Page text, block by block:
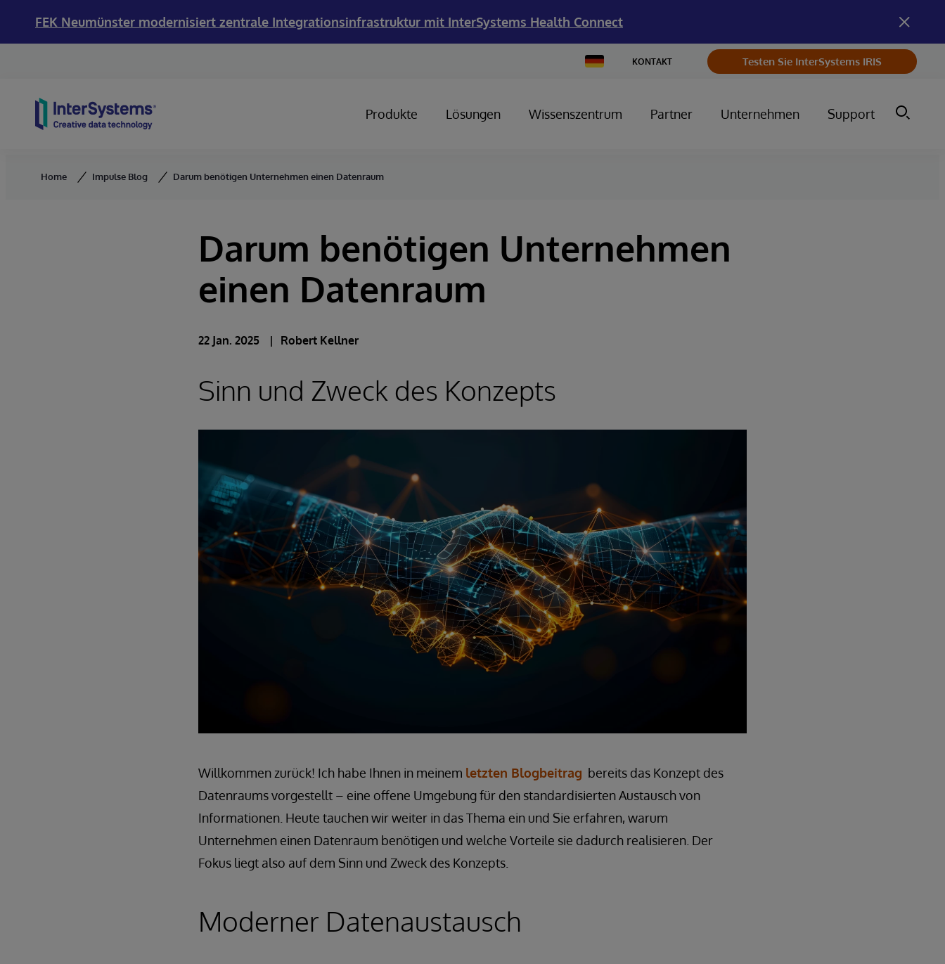
FEK Neumünster modernisiert zentrale Integrationsinfrastruktur mit InterSystems Health Connect
Change
Country
KONTAKT Testen Sie InterSystems IRIS
Produkte Lösungen Wissenszentrum Partner Unternehmen Support
Home Impulse Blog Darum benötigen Unternehmen einen Datenraum
Darum benötigen Unternehmen
einen Datenraum
22 Jan. 2025 Robert Kellner
Sinn und Zweck des Konzepts
Willkommen zurück! Ich habe Ihnen in meinem letzten Blogbeitrag bereits das Konzept des
Datenraums vorgestellt – eine offene Umgebung für den standardisierten Austausch von
Informationen. Heute tauchen wir weiter in das Thema ein und Sie erfahren, warum
Unternehmen einen Datenraum benötigen und welche Vorteile sie dadurch realisieren. Der
Fokus liegt also auf dem Sinn und Zweck des Konzepts.
Moderner Datenaustausch